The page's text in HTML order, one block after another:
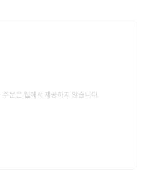
주문은 웹에서 제공하지 않습니다.